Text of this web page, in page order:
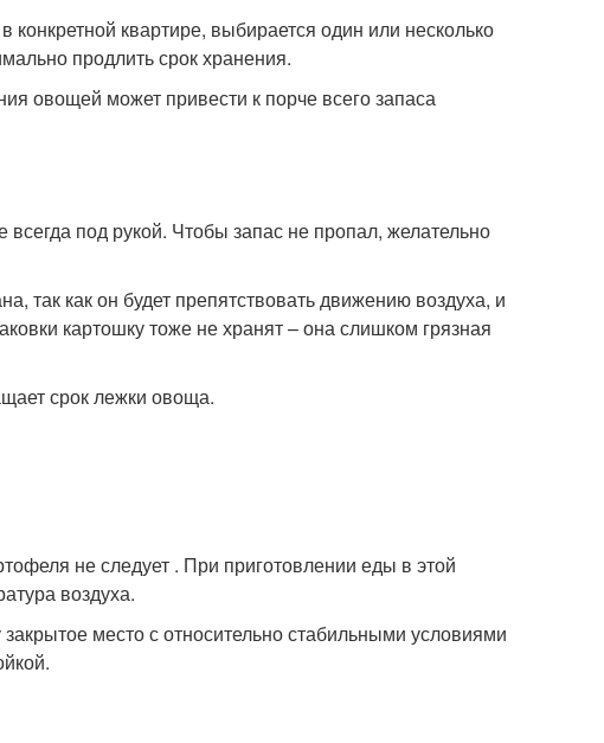
квартире, выбирается один или несколько
продлить срок хранения.
овощей может привести к порче всего запаса
под рукой. Чтобы запас не пропал, желательно
так как он будет препятствовать движению воздуха, и
картошку тоже не хранят – она слишком грязная
срок лежки овоща.
не следует . При приготовлении еды в этой
воздуха.
место с относительно стабильными условиями